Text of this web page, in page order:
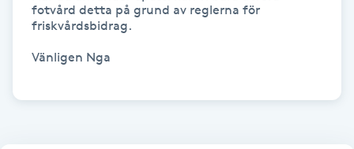
Huduppstramning
fotvård detta på grund av reglerna för
friskvårdsbidrag.
Vänligen Nga